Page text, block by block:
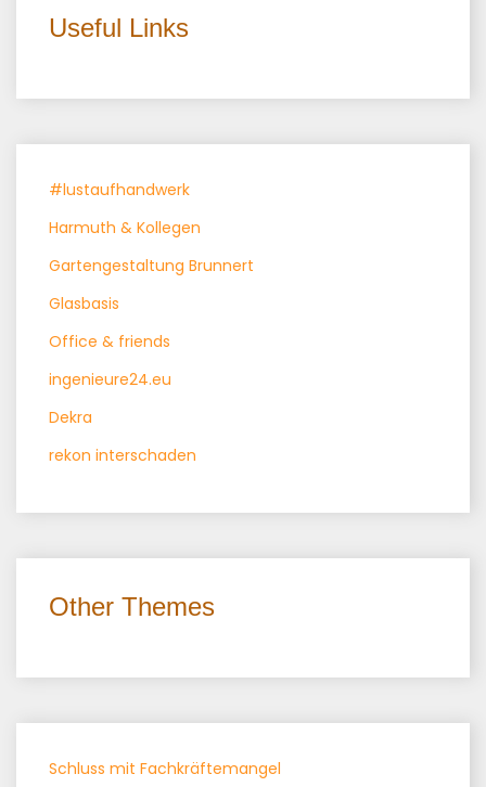
Useful Links
#lustaufhandwerk
Harmuth & Kollegen
Gartengestaltung Brunnert
Glasbasis
Office & friends
ingenieure24.eu
Dekra
rekon interschaden
Other Themes
Schluss mit Fachkräftemangel